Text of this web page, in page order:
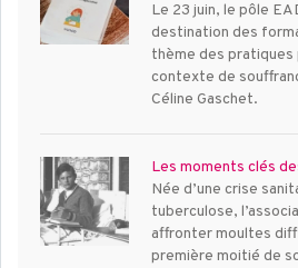
Le 23 juin, le pôle
destination des
thème des pratiques
contexte de
Céline Gaschet.
Les moments clés
Née d’une crise
tuberculose,
affronter moultes
première moitié de